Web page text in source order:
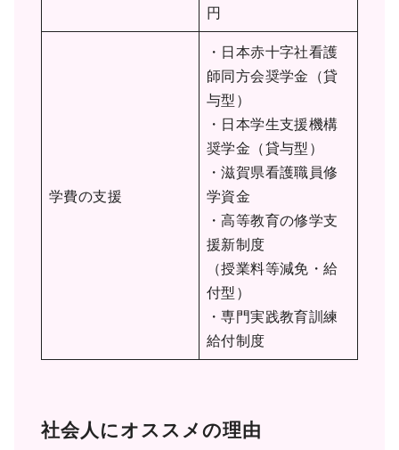
円
学費の支援
・日本赤十字社看護
師同方会奨学金（貸
与型）
・日本学生支援機構
奨学金（貸与型）
・滋賀県看護職員修
学資金
・高等教育の修学支
援新制度
（授業料等減免・給
付型）
・専門実践教育訓練
給付制度
社会人にオススメの理由